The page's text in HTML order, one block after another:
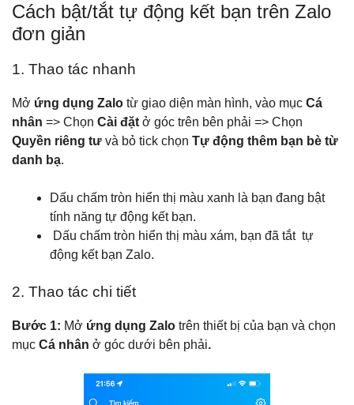
Cách bật/tắt tự động kết bạn trên Zalo
đơn giản
1. Thao tác nhanh
Mở ứng dụng Zalo từ giao diện màn hình, vào mục Cá
nhân => Chọn Cài đặt ở góc trên bên phải => Chọn
Quyền riêng tư và bỏ tick chọn Tự động thêm bạn bè từ
danh bạ.
Dấu chấm tròn hiển thị màu xanh là bạn đang bật
tính năng tự động kết bạn.
Dấu chấm tròn hiển thị màu xám, bạn đã tắt tự
động kết bạn Zalo.
2. Thao tác chi tiết
Bước 1: Mở ứng dụng Zalo trên thiết bị của bạn và chọn
mục Cá nhân ở góc dưới bên phải.